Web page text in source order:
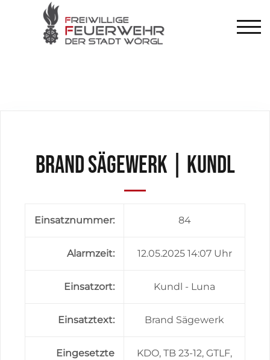
Brand Sägewerk | Kundl
Einsatznummer: 84
Alarmzeit: 12.05.2025 14:07 Uhr
Einsatzort: Kundl - Luna
Einsatztext: Brand Sägewerk
Eingesetzte
KDO, TB 23-12, GTLF,